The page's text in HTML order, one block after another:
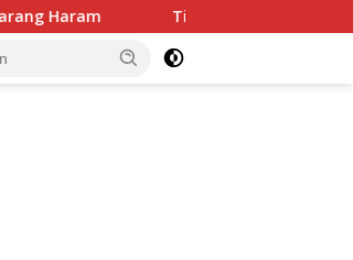
Ruko Agen Miras. Di Sikat Habis, Bupati